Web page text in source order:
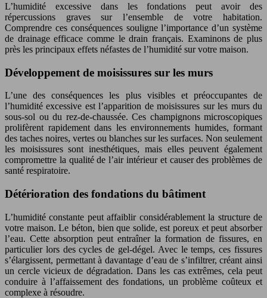
L’humidité excessive dans les fondations peut avoir des
répercussions graves sur l’ensemble de votre habitation.
Comprendre ces conséquences souligne l’importance d’un système
de drainage efficace comme le drain français. Examinons de plus
près les principaux effets néfastes de l’humidité sur votre maison.
Développement de moisissures sur les murs
L’une des conséquences les plus visibles et préoccupantes de
l’humidité excessive est l’apparition de moisissures sur les murs du
sous-sol ou du rez-de-chaussée. Ces champignons microscopiques
prolifèrent rapidement dans les environnements humides, formant
des taches noires, vertes ou blanches sur les surfaces. Non seulement
les moisissures sont inesthétiques, mais elles peuvent également
compromettre la qualité de l’air intérieur et causer des problèmes de
santé respiratoire.
Détérioration des fondations du bâtiment
L’humidité constante peut affaiblir considérablement la structure de
votre maison. Le béton, bien que solide, est poreux et peut absorber
l’eau. Cette absorption peut entraîner la formation de fissures, en
particulier lors des cycles de gel-dégel. Avec le temps, ces fissures
s’élargissent, permettant à davantage d’eau de s’infiltrer, créant ainsi
un cercle vicieux de dégradation. Dans les cas extrêmes, cela peut
conduire à l’affaissement des fondations, un problème coûteux et
complexe à résoudre.